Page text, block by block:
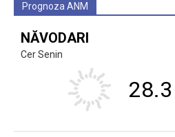
Prognoza ANM
NĂVODARI
Cer Senin
28.3